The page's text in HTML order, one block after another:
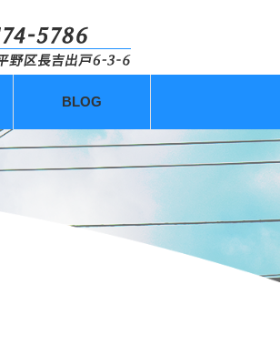
BLOG